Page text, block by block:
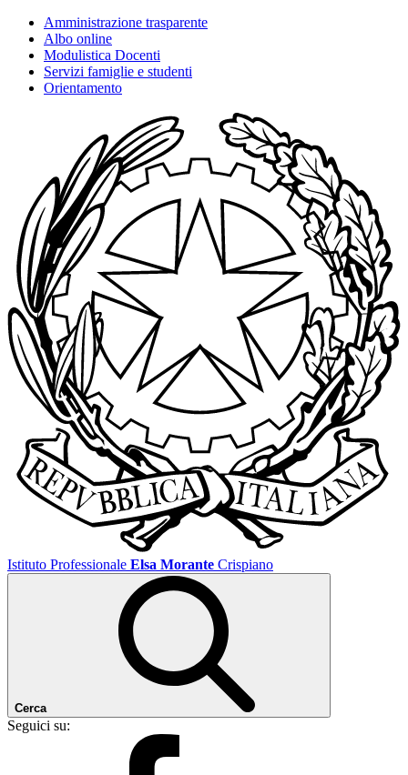
Amministrazione trasparente
Albo online
Modulistica Docenti
Servizi famiglie e studenti
Orientamento
Istituto Professionale Elsa Morante Crispiano
Cerca
Seguici su: